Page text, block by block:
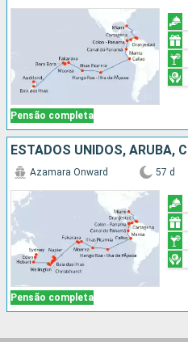
Pensão completa
Pensão completa
Azamara Onward 57 d